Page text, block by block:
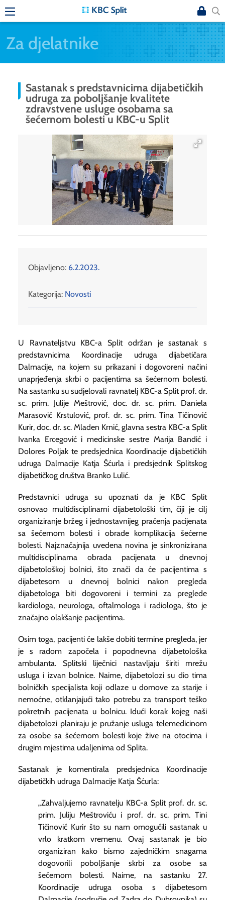
Za djelatnike
Sastanak s predstavnicima dijabetičkih
udruga za poboljšanje kvalitete
zdravstvene usluge osobama sa
šećernom bolesti u KBC-u Split
Objavljeno: 6.2.2023.
Kategorija: Novosti
U Ravnateljstvu KBC-a Split održan je sastanak s
predstavnicima Koordinacije udruga dijabetičara
Dalmacije, na kojem su prikazani i dogovoreni načini
unaprjeđenja skrbi o pacijentima sa šećernom bolesti.
Na sastanku su sudjelovali ravnatelj KBC-a Split prof. dr.
sc. prim. Julije Meštrović, doc. dr. sc. prim. Daniela
Marasović Krstulović, prof. dr. sc. prim. Tina Tičinović
Kurir, doc. dr. sc. Mladen Krnić, glavna sestra KBC-a Split
Ivanka Ercegović i medicinske sestre Marija Bandić i
Dolores Poljak te predsjednica Koordinacije dijabetičkih
udruga Dalmacije Katja Šćurla i predsjednik Splitskog
dijabetičkog društva Branko Lulić.
Predstavnici udruga su upoznati da je KBC Split
osnovao multidisciplinarni dijabetološki tim, čiji je cilj
organiziranje bržeg i jednostavnijeg praćenja pacijenata
sa šećernom bolesti i obrade komplikacija šećerne
bolesti. Najznačajnija uvedena novina je sinkronizirana
multidisciplinarna obrada pacijenata u dnevnoj
dijabetološkoj bolnici, što znači da će pacijentima s
dijabetesom u dnevnoj bolnici nakon pregleda
dijabetologa biti dogovoreni i termini za preglede
kardiologa, neurologa, oftalmologa i radiologa, što je
značajno olakšanje pacijentima.
Osim toga, pacijenti će lakše dobiti termine pregleda, jer
je s radom započela i popodnevna dijabetološka
ambulanta. Splitski liječnici nastavljaju širiti mrežu
usluga i izvan bolnice. Naime, dijabetolozi su dio tima
bolničkih specijalista koji odlaze u domove za starije i
nemoćne, otklanjajući tako potrebu za transport teško
pokretnih pacijenata u bolnicu. Idući korak kojeg naši
dijabetolozi planiraju je pružanje usluga telemedicinom
za osobe sa šećernom bolesti koje žive na otocima i
drugim mjestima udaljenima od Splita.
Sastanak je komentirala predsjednica Koordinacije
dijabetičkih udruga Dalmacije Katja Šćurla:
„Zahvaljujemo ravnatelju KBC-a Split prof. dr. sc.
prim. Juliju Meštroviću i prof. dr. sc. prim. Tini
Tičinović Kurir što su nam omogućili sastanak u
vrlo kratkom vremenu. Ovaj sastanak je bio
organiziran kako bismo zajedničkim snagama
dogovorili poboljšanje skrbi za osobe sa
šećernom bolesti. Naime, na sastanku 27.
Koordinacije udruga osoba s dijabetesom